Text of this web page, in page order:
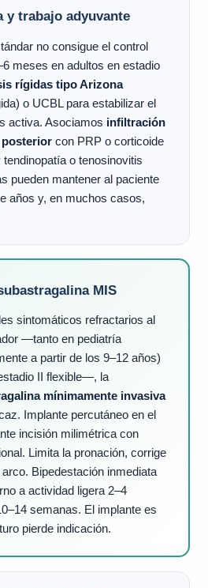
y trabajo adyuvante
no consigue el control
meses en adultos en estadio
rígidas tipo Arizona
o UCBL para estabilizar el
activa. Asociamos infiltración
posteriorcon PRP o corticoide
o tenosinovitis
pueden mantener al paciente
años y, en muchos casos,
MIS
sintomáticos refractarios al
—tanto en pediatría
a partir de los 9–12 años)
II flexible—, la
mínimamente invasiva
Implante percutáneo en el
incisión milimétrica con
Limita la pronación, corrige
Bipedestación inmediata
a actividad ligera 2–4
semanas. El implante es
pierde indicación.